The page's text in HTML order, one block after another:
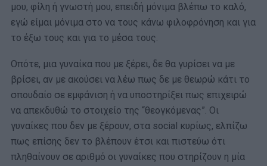
μου, φίλη ή γνωστή μου, επειδή μόνιμα βλέπω το καλό,
εγώ είμαι μόνιμα στο να τους κάνω φιλοφρόνηση και για
το έξω τους και για το μέσα τους.
Οπότε, μια γυναίκα που με ξέρει, δε θα γυρίσει να με
βρίσει, αν με ακούσει να λέω πως δε με θεωρώ κάτι το
σπουδαίο σε εμφάνιση ή να υποστηρίξει πως επιχειρώ
να απεκδυθώ το στοιχείο της “θεογκόμενας”. Οι
γυναίκες που δεν με ξέρουν, στα social κυρίως, ελπίζω
πως επίσης δεν το βλέπουν έτσι και πιστεύω ότι
πληθαίνουν σε αριθμό οι γυναίκες που στηρίζουν η μία